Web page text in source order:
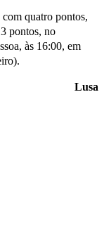
quatro pontos,
pontos, no
às 16:00, em
Lusa